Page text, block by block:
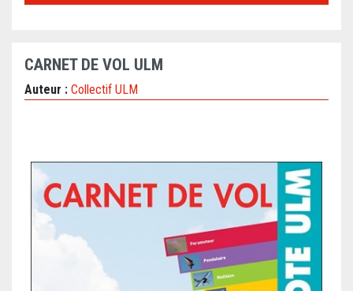
CARNET DE VOL ULM
Auteur : Collectif ULM